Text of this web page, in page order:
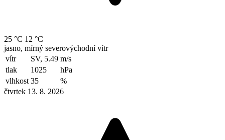
25 °C 12 °C
jasno, mírný severovýchodní vítr
vítr
SV, 5.49 m/s
tlak
1025
hPa
vlhkost 35
%
čtvrtek 13. 8. 2026